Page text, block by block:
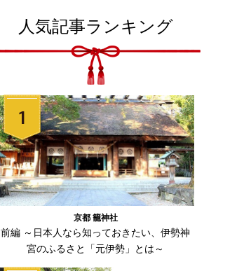
人気記事ランキング
京都 籠神社
前編 ～日本人なら知っておきたい、伊勢神
宮のふるさと「元伊勢」とは～